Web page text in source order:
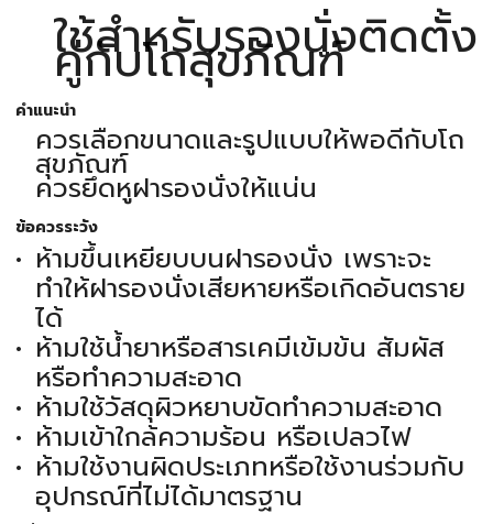
ใช้สำหรับรองนั่งติดตั้ง
คู่กับโถสุขภัณฑ์
คำแนะนำ
ควรเลือกขนาดและรูปแบบให้พอดีกับโถ
สุขภัณฑ์
ควรยึดหูฝารองนั่งให้แน่น
ข้อควรระวัง
ห้ามขึ้นเหยียบบนฝารองนั่ง เพราะจะ
ทำให้ฝารองนั่งเสียหายหรือเกิดอันตราย
ได้
ห้ามใช้น้ำยาหรือสารเคมีเข้มข้น สัมผัส
หรือทำความสะอาด
ห้ามใช้วัสดุผิวหยาบขัดทำความสะอาด
ห้ามเข้าใกล้ความร้อน หรือเปลวไฟ
ห้ามใช้งานผิดประเภทหรือใช้งานร่วมกับ
อุปกรณ์ที่ไม่ได้มาตรฐาน